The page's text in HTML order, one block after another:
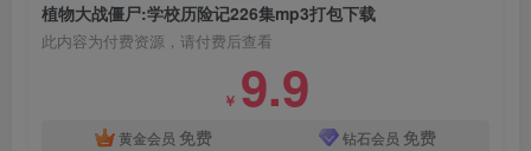
植物大战僵尸:学校历险记226集mp3打包下载
此内容为付费资源，请付费后查看
￥ 9.9
黄金会员 免费 钻石会员 免费